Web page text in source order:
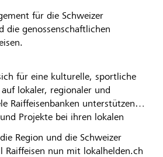
für die Schweizer
die genossenschaftlichen
für eine kulturelle, sportliche
lokaler, regionaler und
Raiffeisenbanken unterstützen
Projekte bei ihren lokalen
Region und die Schweizer
Raiffeisen nun mit lokalhelden.ch